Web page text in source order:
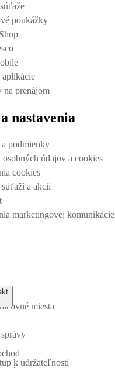
poukážky
na prenájom
nastavenia
podmienky
osobných údajov a cookies
cookies
a akcií
marketingovej komunikácie
miesta
k udržateľnosti